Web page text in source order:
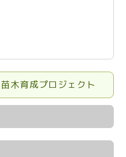
木育成プロジェクト